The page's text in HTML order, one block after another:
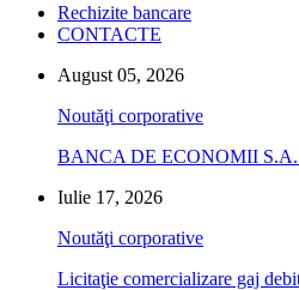
Rechizite bancare
CONTACTE
August 05, 2026
Noutăţi corporative
BANCA DE ECONOMII S.A.
Iulie 17, 2026
Noutăţi corporative
Licitaţie comercializare gaj